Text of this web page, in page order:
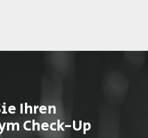
Ihren
Check-Up